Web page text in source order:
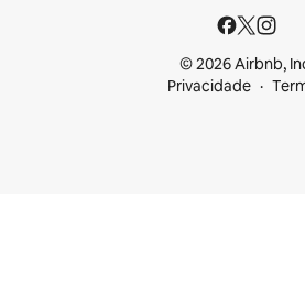
© 2026 Airbnb,
Privacidade